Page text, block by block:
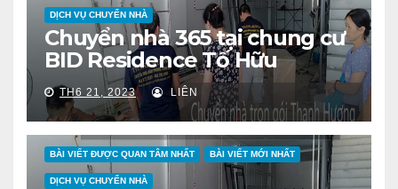
DỊCH VỤ CHUYỂN NHÀ
Chuyển nhà 365 tại chung cư
BID Residence Tố Hữu
TH6 21, 2023 LIÊN
BÀI VIẾT ĐƯỢC QUAN TÂM NHẤT BÀI VIẾT MỚI NHẤT
DỊCH VỤ CHUYỂN NHÀ